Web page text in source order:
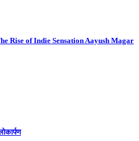
Rise of Indie Sensation Aayush Magar